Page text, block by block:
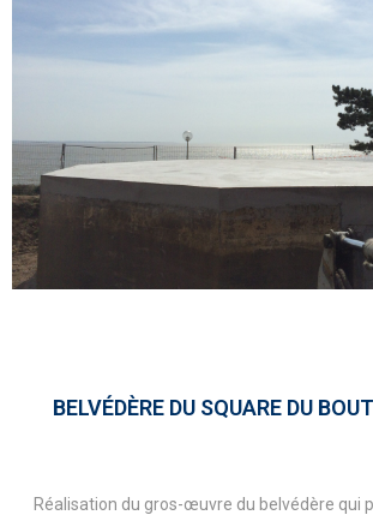
BELVÉDÈRE DU SQUARE DU
Réalisation du gros-œuvre du belvédère qui